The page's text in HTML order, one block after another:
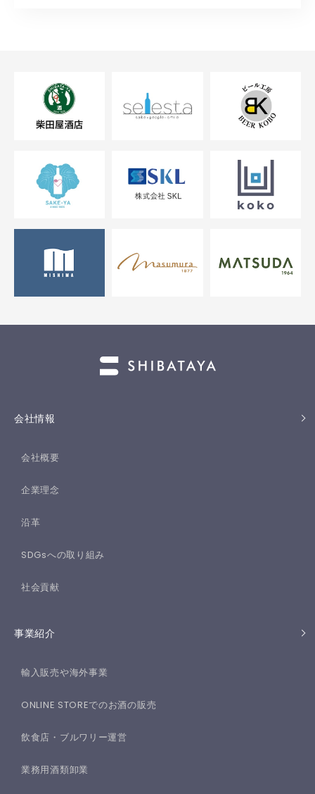
会社情報
会社概要
企業理念
沿革
SDGsへの取り組み
社会貢献
事業紹介
輸入販売や海外事業
ONLINE STOREでのお酒の販売
飲食店・ブルワリー運営
業務用酒類卸業